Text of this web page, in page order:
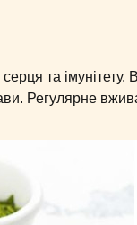
та імунітету.
Регулярне